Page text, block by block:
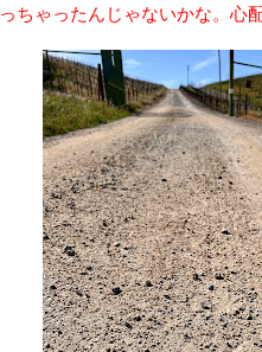
っちゃったんじゃないかな。心